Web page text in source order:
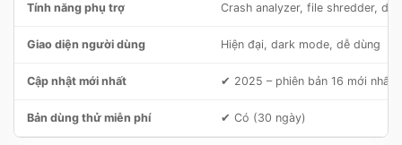
Tính năng phụ trợ Crash analyzer, file shredder,
Giao diện người dùng Hiện đại, dark mode, dễ dùng
Cập nhật mới nhất ✔ 2025 – phiên bản 16 mới nhất
Bản dùng thử miễn phí ✔ Có (30 ngày)